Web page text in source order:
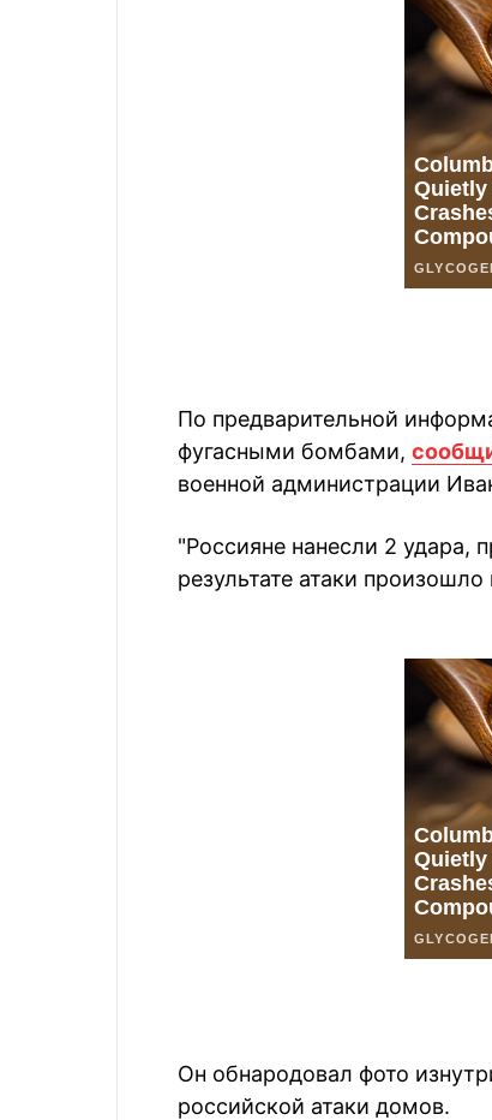
По предварительной
фугасными бомбами,
военной администрации
"Россияне нанесли 2 удара,
результате атаки
Он обнародовал фото
российской атаки домов.